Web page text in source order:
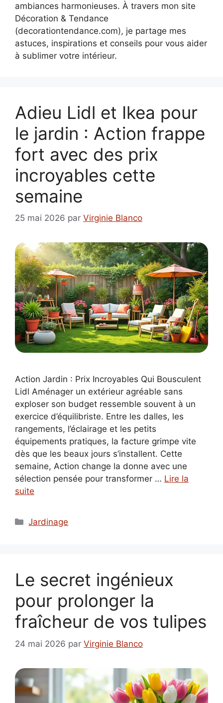
ambiances harmonieuses. À travers mon site
Décoration & Tendance
(decorationtendance.com), je partage mes
astuces, inspirations et conseils pour vous aider
à sublimer votre intérieur.
Adieu Lidl et Ikea pour
le jardin : Action frappe
fort avec des prix
incroyables cette
semaine
25 mai 2026 par Virginie Blanco
Action Jardin : Prix Incroyables Qui Bousculent
Lidl Aménager un extérieur agréable sans
exploser son budget ressemble souvent à un
exercice d’équilibriste. Entre les dalles, les
rangements, l’éclairage et les petits
équipements pratiques, la facture grimpe vite
dès que les beaux jours s’installent. Cette
semaine, Action change la donne avec une
sélection pensée pour transformer … Lire la
suite
Catégories
Jardinage
Le secret ingénieux
pour prolonger la
fraîcheur de vos tulipes
24 mai 2026 par Virginie Blanco